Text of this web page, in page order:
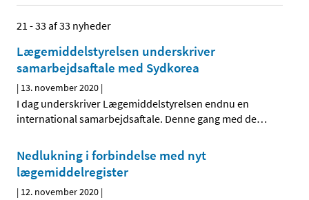
21 - 33 af 33 nyheder
Lægemiddelstyrelsen underskriver
samarbejdsaftale med Sydkorea
| 13. november 2020 |
I dag underskriver Lægemiddelstyrelsen endnu en
international samarbejdsaftale. Denne gang med de…
Nedlukning i forbindelse med nyt
lægemiddelregister
| 12. november 2020 |